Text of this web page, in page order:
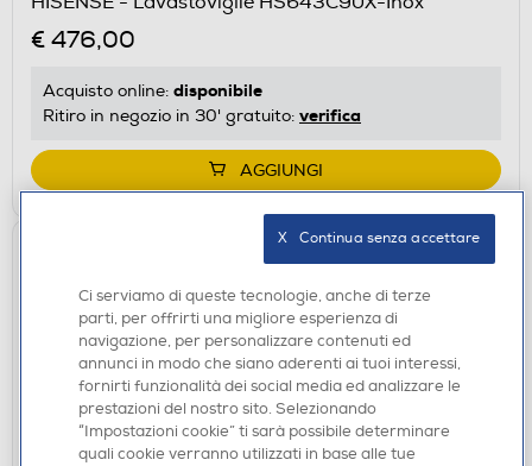
€ 476,00
Acquisto online: disponibile
Ritiro in negozio in 30' gratuito: verifica
AGGIUNGI
Ci serviamo di queste tecnologie, anche di terze
parti, per offrirti una migliore esperienza di
navigazione, per personalizzare contenuti ed
annunci in modo che siano aderenti ai tuoi interessi,
fornirti funzionalità dei social media ed analizzare le
prestazioni del nostro sito. Selezionando
“Impostazioni cookie” ti sarà possibile determinare
quali cookie verranno utilizzati in base alle tue
X   Continua senza accettare